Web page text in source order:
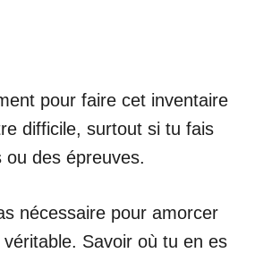
pour faire cet inventaire
difficile, surtout si tu fais
des épreuves.
nécessaire pour amorcer
Savoir où tu en es